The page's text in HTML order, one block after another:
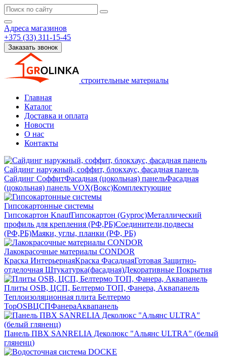
Адреса магазинов
+375 (33) 311-15-45
Заказать звонок
строительные материалы
Главная
Каталог
Доставка и оплата
Новости
О нас
Контакты
Сайдинг наружный, соффит, блокхаус, фасадная панель
Сайдинг СоффитФасадная (цокольная) панельФасадная
(цокольная) панель VOX(Вокс)Комплектующие
Гипсокартонные системы
Гипсокартон KnaufГипсокартон (Gyproc)Металлический
профиль для крепления (РФ,РБ)Соединители,подвесы
(РФ,РБ)Маяки, углы, планки (РФ, РБ)
Лакокрасочные материалы CONDOR
Краска ИнтерьернаяКраска ФасаднаяГотовая Защитно-
отделочная Штукатурка(фасадная)Декоративные Покрытия
Плиты OSB, ЦСП, Белтермо ТОП, Фанера, Аквапанель
Теплоизоляционная плита Белтермо
TopOSBЦСПФанераАквапанель
Панель ПВХ SANRELIA Деколюкс "Альянс ULTRA" (белый
гляненц)